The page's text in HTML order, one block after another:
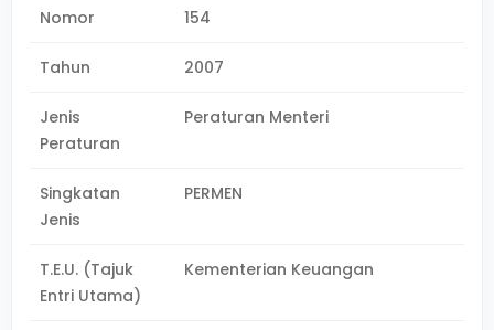
Nomor 154
Tahun 2007
Jenis
Peraturan
Peraturan Menteri
Singkatan
Jenis
PERMEN
T.E.U. (Tajuk
Entri Utama)
Kementerian Keuangan